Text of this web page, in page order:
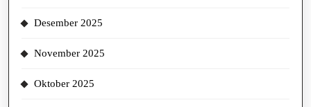
Desember 2025
November 2025
Oktober 2025